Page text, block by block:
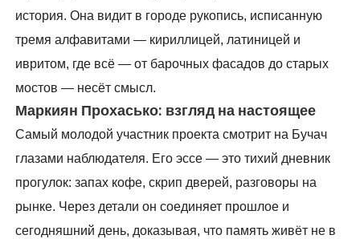
история. Она видит в городе рукопись, исписанную
тремя алфавитами — кириллицей, латиницей и
ивритом, где всё — от барочных фасадов до старых
мостов — несёт смысл.
Маркиян Прохасько: взгляд на настоящее
Самый молодой участник проекта смотрит на Бучач
глазами наблюдателя. Его эссе — это тихий дневник
прогулок: запах кофе, скрип дверей, разговоры на
рынке. Через детали он соединяет прошлое и
сегодняшний день, доказывая, что память живёт не в